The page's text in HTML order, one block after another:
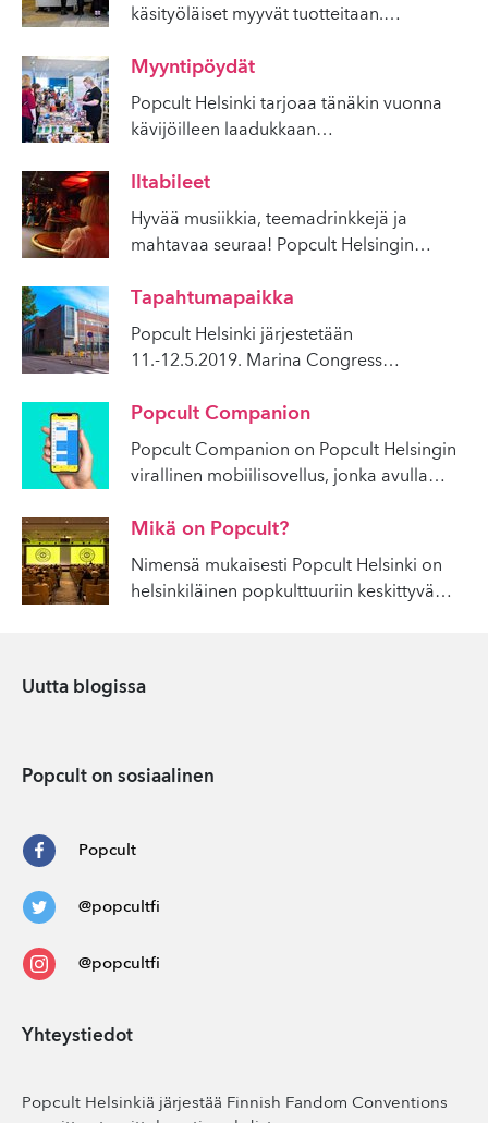
käsityöläiset myyvät tuotteitaan.…
Myyntipöydät
Popcult Helsinki tarjoaa tänäkin vuonna
kävijöilleen laadukkaan…
Iltabileet
Hyvää musiikkia, teemadrinkkejä ja
mahtavaa seuraa! Popcult Helsingin…
Tapahtumapaikka
Popcult Helsinki järjestetään
11.-12.5.2019. Marina Congress…
Popcult Companion
Popcult Companion on Popcult Helsingin
virallinen mobiilisovellus, jonka avulla…
Mikä on Popcult?
Nimensä mukaisesti Popcult Helsinki on
helsinkiläinen popkulttuuriin keskittyvä…
Uutta blogissa
Popcult on sosiaalinen
Popcult
@popcultfi
@popcultfi
Yhteystiedot
Popcult Helsinkiä järjestää Finnish Fandom Conventions